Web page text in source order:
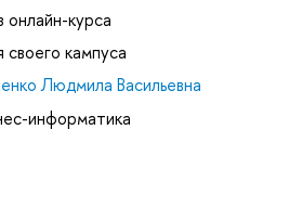
онлайн-курса
своего кампуса
Людмила Васильевна
информатика